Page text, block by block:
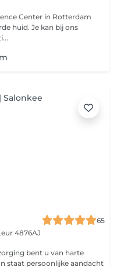
Center in Rotterdam
huid. Je kan bij ons
65
4876AJ
bent u van harte
staat persoonlijke aandacht